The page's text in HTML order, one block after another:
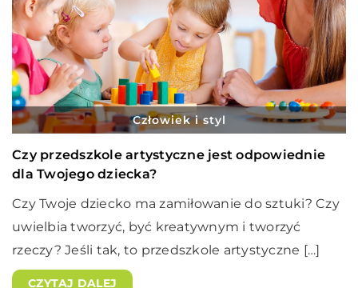
Człowiek i styl
Czy przedszkole artystyczne jest odpowiednie
dla Twojego dziecka?
Czy Twoje dziecko ma zamiłowanie do sztuki? Czy
uwielbia tworzyć, być kreatywnym i tworzyć
rzeczy? Jeśli tak, to przedszkole artystyczne […]
CZYTAJ DALEJ